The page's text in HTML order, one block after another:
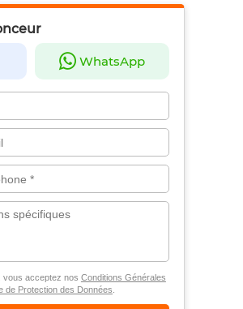
WhatsApp
vous acceptez nos Conditions Générales
de Protection des Données